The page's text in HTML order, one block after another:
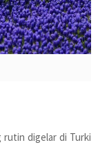
rutin digelar di Turki